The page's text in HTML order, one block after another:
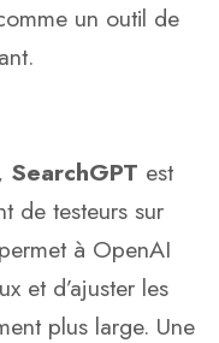
un outil de
SearchGPT est
de testeurs sur
à OpenAI
et d’ajuster les
plus large. Une